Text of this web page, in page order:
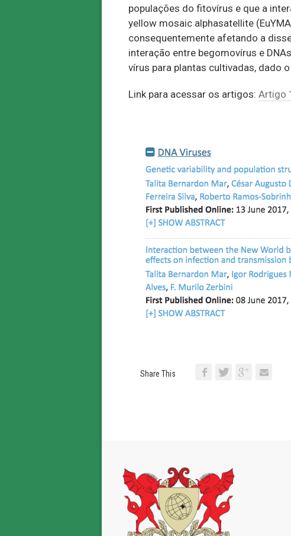
populações do fitovírus e que a
yellow mosaic alphasatellite
consequentemente afetando a
interação entre begomovírus e
vírus para plantas cultivadas, dado
Link para acessar os artigos: Artigo
Share This